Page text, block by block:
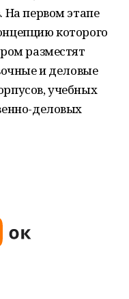
На первом этапе
которого
разместят
и деловые
учебных
деловых